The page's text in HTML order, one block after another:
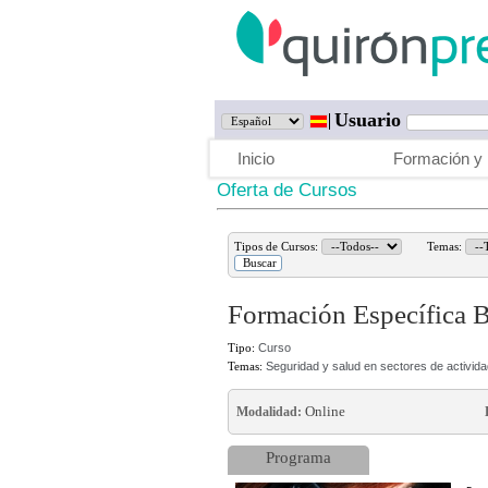
Usuario
Inicio Formación y
Oferta de Cursos
Tipos de Cursos: Temas:
Formación Específica
Tipo: Curso
Temas: Seguridad y salud en sectores de
Modalidad: Online
Programa